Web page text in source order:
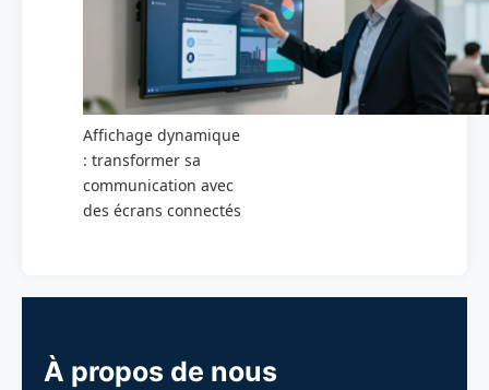
Affichage dynamique
: transformer sa
communication avec
des écrans connectés
À propos de nous